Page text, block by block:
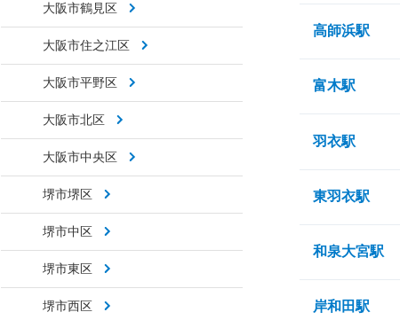
大阪市鶴見区
大阪市住之江区
大阪市平野区
大阪市北区
大阪市中央区
堺市堺区
堺市中区
堺市東区
堺市西区
高師浜駅
富木駅
羽衣駅
東羽衣駅
和泉大宮駅
岸和田駅